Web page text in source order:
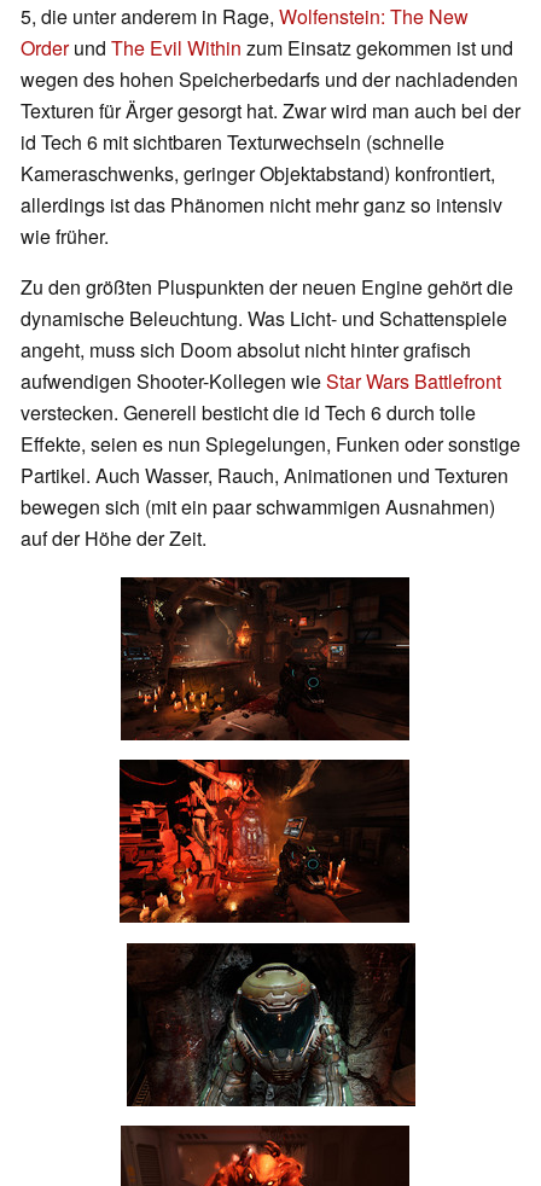
5, die unter anderem in Rage, Wolfenstein: The New
Orderund The Evil Within zum Einsatz gekommen ist und
wegen des hohen Speicherbedarfs und der nachladenden
Texturen für Ärger gesorgt hat. Zwar wird man auch bei der
id Tech 6 mit sichtbaren Texturwechseln (schnelle
Kameraschwenks, geringer Objektabstand) konfrontiert,
allerdings ist das Phänomen nicht mehr ganz so intensiv
wie früher.
Zu den größten Pluspunkten der neuen Engine gehört die
dynamische Beleuchtung. Was Licht- und Schattenspiele
angeht, muss sich Doom absolut nicht hinter grafisch
aufwendigen Shooter-Kollegen wieStar Wars Battlefront
verstecken. Generell besticht die id Tech 6 durch tolle
Effekte, seien es nun Spiegelungen, Funken oder sonstige
Partikel. Auch Wasser, Rauch, Animationen und Texturen
bewegen sich (mit ein paar schwammigen Ausnahmen)
auf der Höhe der Zeit.